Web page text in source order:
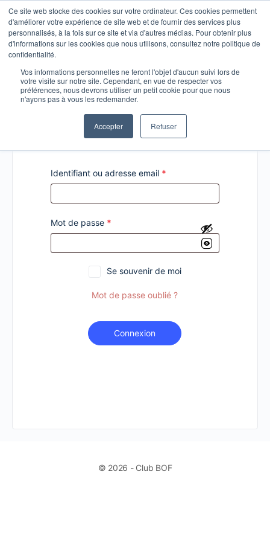
Ce site web stocke des cookies sur votre ordinateur. Ces cookies permettent
d'améliorer votre expérience de site web et de fournir des services plus
personnalisés, à la fois sur ce site et via d'autres médias. Pour obtenir plus
d'informations sur les cookies que nous utilisons, consultez notre politique de
confidentialité.
Vos informations personnelles ne feront l'objet d'aucun suivi lors de
votre visite sur notre site. Cependant, en vue de respecter vos
préférences, nous devrons utiliser un petit cookie pour que nous
n'ayons pas à vous les redemander.
Accepter Refuser
Connexion
Identifiant ou adresse email *
Mot de passe *
Se souvenir de moi
Mot de passe oublié ?
Connexion
© 2026 - Club BOF